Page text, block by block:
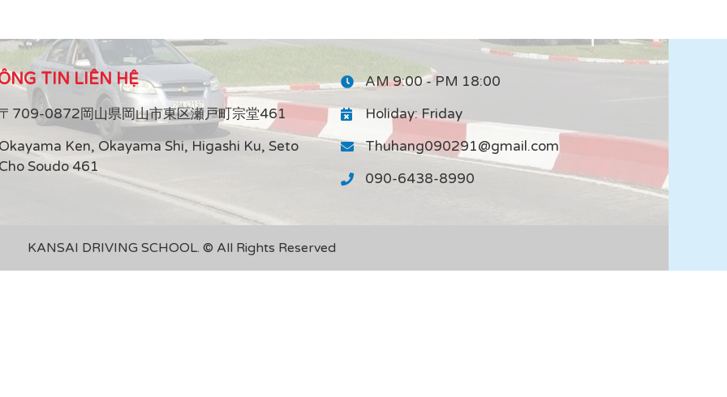
TIN LIÊN HỆ
709-0872岡山県岡山市東区瀬戸町宗堂461
Ken, Okayama Shi, Higashi Ku, Seto
Soudo 461
AM 9:00 - PM 18:00
Holiday: Friday
Thuhang090291@gmail.com
090-6438-8990
KANSAI DRIVING SCHOOL. © All Rights Reserved